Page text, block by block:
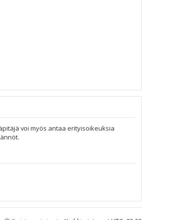
voi myös antaa erityisoikeuksia